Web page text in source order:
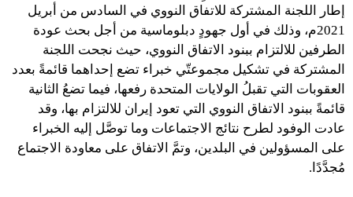
إطار اللجنة المشتركة للاتفاق النووي في السادس من أبريل
2021م، وذلك في أول جهودٍ دبلوماسية من أجل بحث عودة
الطرفين للالتزام ببنود الاتفاق النووي، حيث نجحت اللجنة
المشتركة في تشكيل مجموعتّي خبراء تضع إحداهما قائمةً بعدد
العقوبات التي تقبلُ الولايات المتحدة رفعها، فيما تضعُ الثانية
قائمةً ببنود الاتفاق النووي التي تعود إيران للالتزام بها، وقد
عادت الوفود لطرح نتائج الاجتماعات وما توصَّل إليه الخبراء
على المسؤولين في البلدين، وتمَّ الاتفاق على معاودة الاجتماع
مُجدَّدًا.